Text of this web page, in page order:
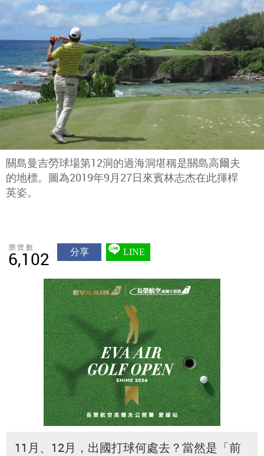
關島曼吉勞球場第12洞的過海洞堪稱是關島高爾夫
的地標。圖為2019年9月27日來賓林志杰在此揮桿
英姿。
瀏覽數
6,102 分享 LINE
11月、12月，出國打球何處去？當然是「前